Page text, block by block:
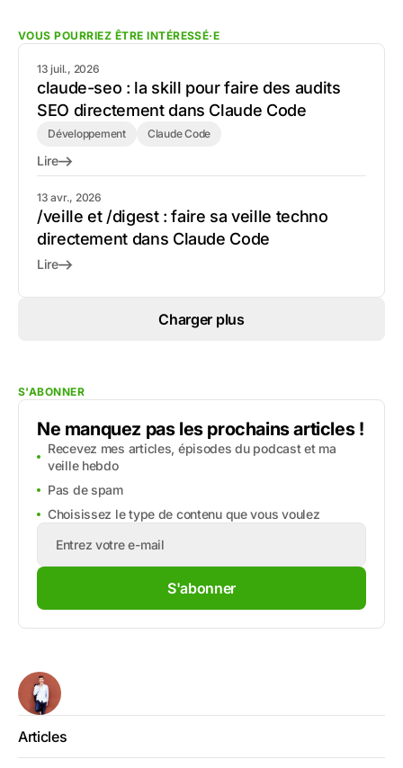
VOUS POURRIEZ ÊTRE INTÉRESSÉ·E
13 juil., 2026
claude-seo : la skill pour faire des audits
SEO directement dans Claude Code
Développement Claude Code
Lire
13 avr., 2026
/veille et /digest : faire sa veille techno
directement dans Claude Code
Lire
Charger plus
S'ABONNER
Ne manquez pas les prochains articles !
Recevez mes articles, épisodes du podcast et ma
veille hebdo
Pas de spam
Choisissez le type de contenu que vous voulez
S'abonner
Articles